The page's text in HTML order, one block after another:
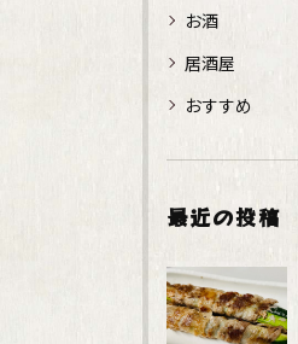
お酒
居酒屋
おすすめ
最近の投稿